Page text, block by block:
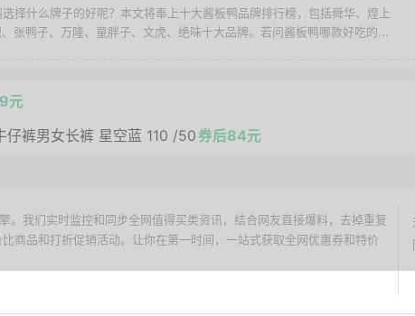
择什么牌子的好呢？本文将奉上十大酱板鸭品牌排行榜，包括舜华、煌上
张鸭子、万隆、童胖子、文虎、绝味十大品牌。若问酱板鸭哪款好吃的...
元
裤男女长裤 星空蓝 110 /50券后84元
我们实时监控和同步全网值得买类资讯，结合网友直接爆料，去掉重复
商品和打折促销活动。让你在第一时间，一站式获取全网优惠券和特价